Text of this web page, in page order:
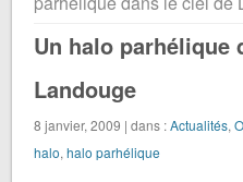
Un halo parhélique
Landouge
8 janvier, 2009 | dans :Actualités,
halo,halo parhélique